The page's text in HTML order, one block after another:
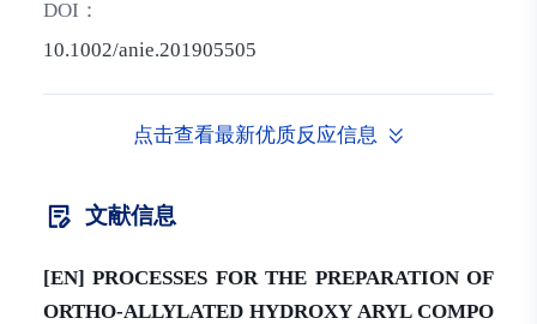
DOI：
10.1002/anie.201905505
点击查看最新优质反应信息
文献信息
[EN] PROCESSES FOR THE PREPARATION OF
ORTHO-ALLYLATED HYDROXY ARYL COMPO